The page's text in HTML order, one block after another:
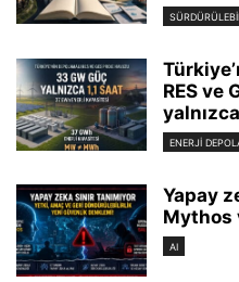
RES ve
ENERJI
Yapay
Mythos
AI